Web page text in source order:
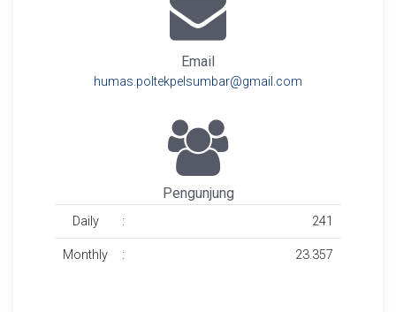
Email
humas.poltekpelsumbar@gmail.com
Pengunjung
Daily : 241
Monthly : 23.357